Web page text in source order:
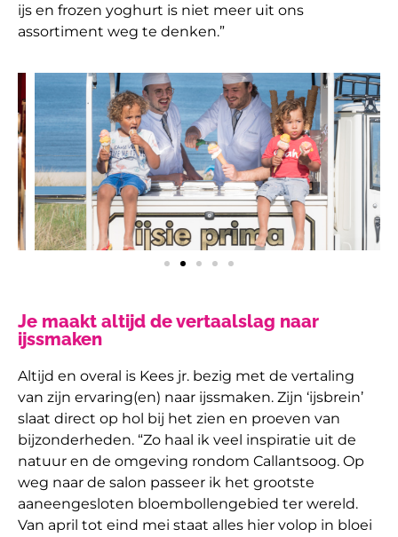
ijs en frozen yoghurt is niet meer uit ons
assortiment weg te denken.”
Je maakt altijd de vertaalslag naar
ijssmaken
Altijd en overal is Kees jr. bezig met de vertaling
van zijn ervaring(en) naar ijssmaken. Zijn ‘ijsbrein’
slaat direct op hol bij het zien en proeven van
bijzonderheden. “Zo haal ik veel inspiratie uit de
natuur en de omgeving rondom Callantsoog. Op
weg naar de salon passeer ik het grootste
aaneengesloten bloembollengebied ter wereld.
Van april tot eind mei staat alles hier volop in bloei